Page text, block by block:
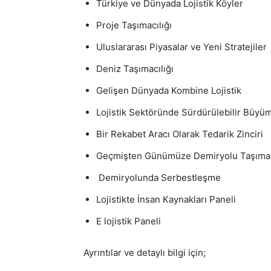
Türkiye ve Dünyada Lojistik Köyler
Proje Taşımacılığı
Uluslararası Piyasalar ve Yeni Stratejiler
Deniz Taşımacılığı
Gelişen Dünyada Kombine Lojistik
Lojistik Sektöründe Sürdürülebilir
Bir Rekabet Aracı Olarak Tedarik Zinciri
Geçmişten Günümüze Demiryolu
Demiryolunda Serbestleşme
Lojistikte İnsan Kaynakları Paneli
E lojistik Paneli
Ayrıntılar ve detaylı bilgi için;